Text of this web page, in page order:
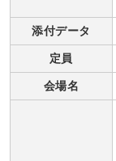
添付データ
定員
会場名